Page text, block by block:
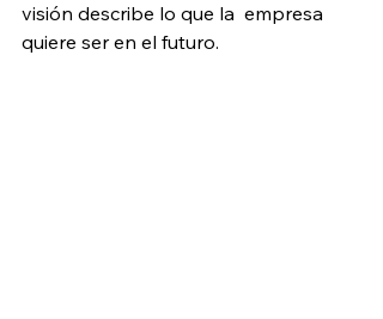
visión describe lo que la  empresa
quiere ser en el futuro.